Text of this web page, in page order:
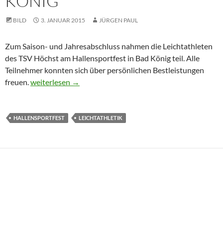
BILD 3. JANUAR 2015 JÜRGEN PAUL
Zum Saison- und Jahresabschluss nahmen die Leichtathleten
des TSV Höchst am Hallensportfest in Bad König teil. Alle
Teilnehmer konnten sich über persönlichen Bestleistungen
freuen. Noch einmal gute Ergebnisse beim Hallensportfest in
weiterlesen →
HALLENSPORTFEST LEICHTATHLETIK